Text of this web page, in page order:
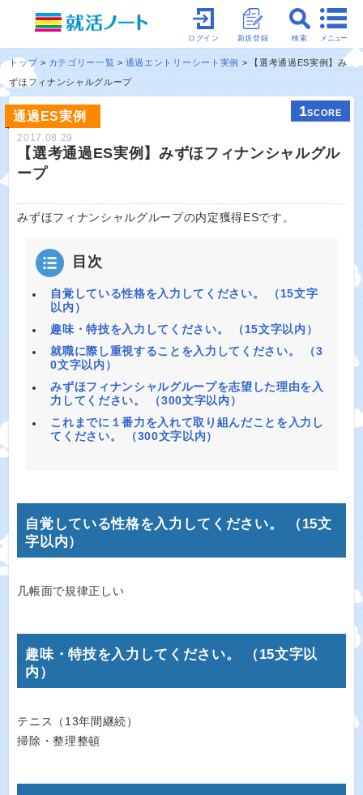
メニュー
検索
新規登録
ログイン
トップ カテゴリー一覧 通過エントリーシート実例
【選考通過ES実例】み
ずほフィナンシャルグループ
通過ES実例 1SCORE
2017.08.29
【選考通過ES実例】みずほフィナンシャルグル
ープ
みずほフィナンシャルグループの内定獲得ESです。
目次
自覚している性格を入力してください。 （15文字
以内）
趣味・特技を入力してください。 （15文字以内）
就職に際し重視することを入力してください。 （3
0文字以内）
みずほフィナンシャルグループを志望した理由を入
力してください。 （300文字以内）
これまでに１番力を入れて取り組んだことを入力し
てください。 （300文字以内）
自覚している性格を入力してください。 （15文
字以内）
几帳面で規律正しい
趣味・特技を入力してください。 （15文字以
内）
テニス（13年間継続）
掃除・整理整頓